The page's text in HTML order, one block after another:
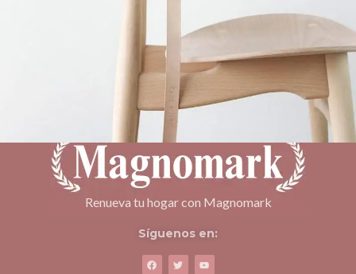
Furniture
A lacus bibendum pulvinar
Renueva tu hogar con Magnomark
Síguenos en: